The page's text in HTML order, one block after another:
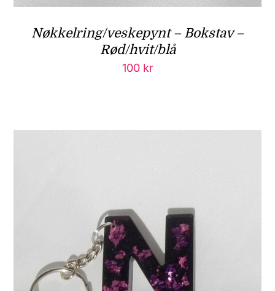
Nøkkelring/veskepynt – Bokstav –
Rød/hvit/blå
100 kr